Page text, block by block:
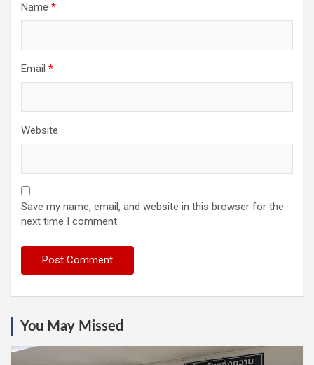
Name *
Email *
Website
Save my name, email, and website in this browser for the
next time I comment.
You May Missed